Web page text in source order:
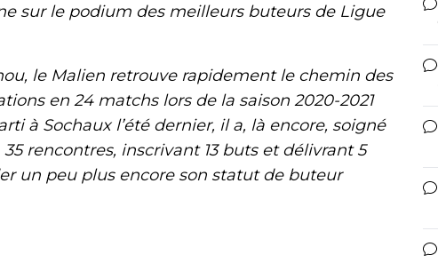
sur le podium des meilleurs buteurs de Ligue
le Malien retrouve rapidement le chemin des
en 24 matchs lors de la saison 2020-2021
à Sochaux l’été dernier, il a, là encore, soigné
rencontres, inscrivant 13 buts et délivrant 5
un peu plus encore son statut de buteur